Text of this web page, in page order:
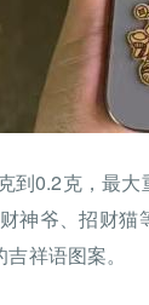
到0.2克，最
神爷、招财
祥语图案。